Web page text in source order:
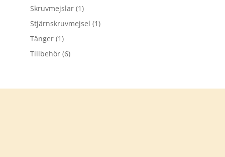
Skruvmejslar (1)
Stjärnskruvmejsel (1)
Tänger (1)
Tillbehör (6)